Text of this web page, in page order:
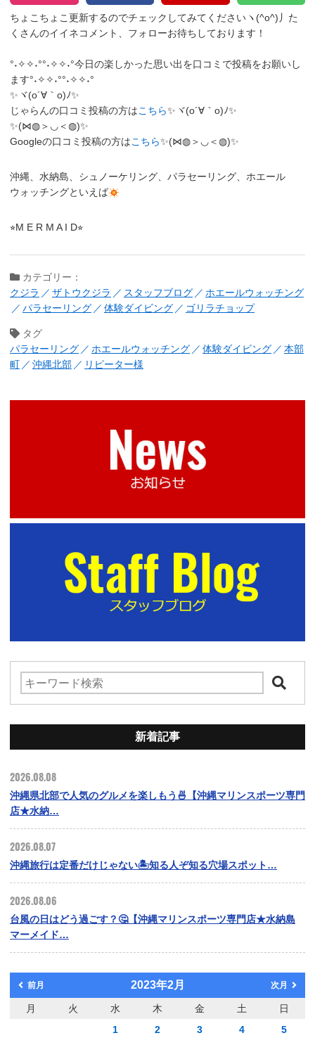
ちょこちょこ更新するのでチェックしてみてくださいヽ(^o^)丿 た
くさんのイイネコメント、フォローお待ちしております！
°˖✧✧˖°°˖✧✧˖°今日の楽しかった思い出を口コミで投稿をお願いし
ます°˖✧✧˖°°˖✧✧˖°
✨ヾ(o´∀｀o)ﾉ✨
じゃらんの口コミ投稿の方はこちら✨ヾ(o´∀｀o)ﾉ✨
✨(⋈◍＞◡＜◍)✨
Googleの口コミ投稿の方はこちら✨(⋈◍＞◡＜◍)✨
沖縄、水納島、シュノーケリング、パラセーリング、ホエール
ウォッチングといえば
⭐︎M E R M A I D⭐︎
カテゴリー：
クジラ
ザトウクジラ スタッフブログ
ホエールウォッチング
パラセーリング
体験ダイビング ゴリラチョップ
タグ
パラセーリング
ホエールウォッチング 体験ダイビング
本部
町
沖縄北部 リピーター様
新着記事
2026.08.08
沖縄県北部で人気のグルメを楽しもう🍜【沖縄マリンスポーツ専門
店★水納…
2026.08.07
沖縄旅行は定番だけじゃない🏝️知る人ぞ知る穴場スポット…
2026.08.06
台風の日はどう過ごす？🤔【沖縄マリンスポーツ専門店★水納島
マーメイド…
前月 2023年2月 次月
月 火 水 木 金 土
日
1
2 3 4
5